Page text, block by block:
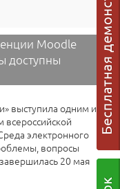
Moodle
доступны
выступила одним из
всероссийской
электронного
вопросы
20 мая